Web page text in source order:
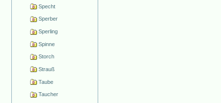
Specht
Sperber
Sperling
Spinne
Storch
Strauß
Taube
Taucher